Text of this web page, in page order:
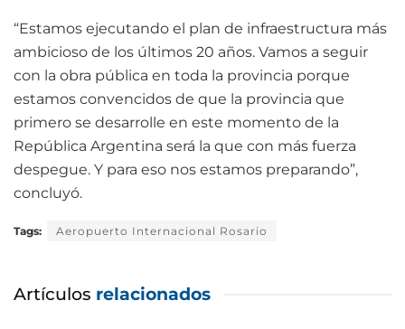
“Estamos ejecutando el plan de infraestructura más
ambicioso de los últimos 20 años. Vamos a seguir
con la obra pública en toda la provincia porque
estamos convencidos de que la provincia que
primero se desarrolle en este momento de la
República Argentina será la que con más fuerza
despegue. Y para eso nos estamos preparando”,
concluyó.
Tags: Aeropuerto Internacional Rosario
Artículos relacionados